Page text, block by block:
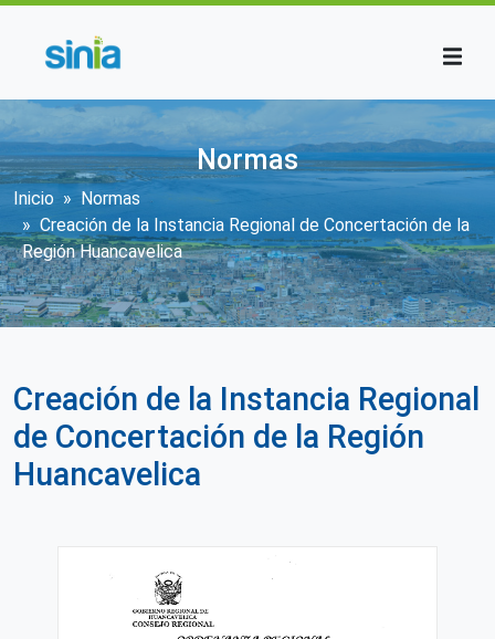
Normas
Sobrescribir enlaces de ayuda a la
Inicio
Normas
Creación de la Instancia Regional de Concertación de la
Región Huancavelica
Creación de la Instancia Regional
de Concertación de la Región
Huancavelica